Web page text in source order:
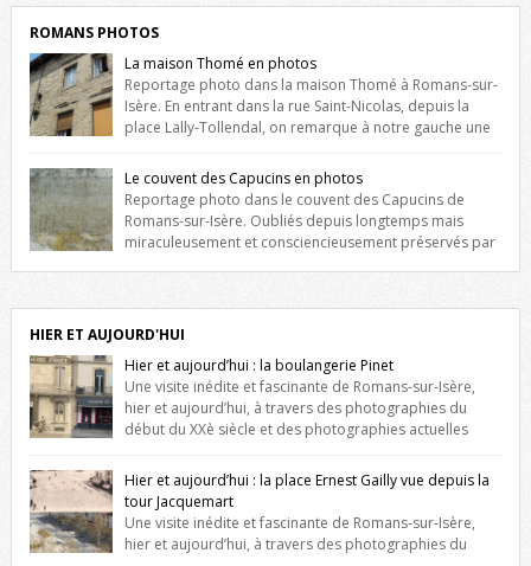
ROMANS PHOTOS
La maison Thomé en photos
Reportage photo dans la maison Thomé à Romans-sur-
Isère. En entrant dans la rue Saint-Nicolas, depuis la
place Lally-Tollendal, on remarque à notre gauche une
maison construite au XVIè siècle. Les deux façades sont ornées de
fenêtres jumelles à meneaux. Entre ces deux étages, on peut voir une
niche qui contient une statue de la Vierge. […]
Le couvent des Capucins en photos
Reportage photo dans le couvent des Capucins de
Romans-sur-Isère. Oubliés depuis longtemps mais
miraculeusement et consciencieusement préservés par
l’histoire de la redécouverte de vestiges du couvent des Capucins !
Petit retour sur l’histoire […]
HIER ET AUJOURD'HUI
Hier et aujourd’hui : la boulangerie Pinet
Une visite inédite et fascinante de Romans-sur-Isère,
hier et aujourd’hui, à travers des photographies du
début du XXè siècle et des photographies actuelles
prises exactement dans le même cadre ! A l’angle de la place Jean
Jaurès et de l’avenue Victor Hugo (à côté d’Intermarché), à Romans. La
boulangerie Jules Pinet est inscrite dans le […]
Hier et aujourd’hui : la place Ernest Gailly vue depuis la
tour Jacquemart
Une visite inédite et fascinante de Romans-sur-Isère,
hier et aujourd’hui, à travers des photographies du